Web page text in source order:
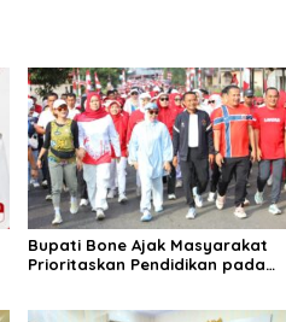
Bupati Bone Ajak Masyarakat
Prioritaskan Pendidikan pada